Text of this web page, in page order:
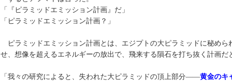
「『ピラミッドエミッション計画』だ」
「ピラミッドエミッション計画？」
ピラミッドエミッション計画とは、エジプトの大ピラミッドに秘めら
せ、想像を超えるエネルギーの放出で、飛来する隕石を打ち抜く計画だ
「我々の研究によると、失われた大ピラミッドの頂上部分――黄金のキ